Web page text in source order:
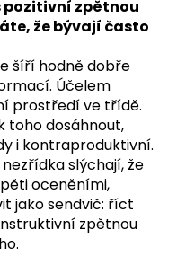
zpětnou
že bývají často
šíří hodně dobře
Účelem
prostředí ve třídě.
toho dosáhnout,
i kontraproduktivní.
slýchají, že
oceněními,
jako sendvič: říct
zpětnou